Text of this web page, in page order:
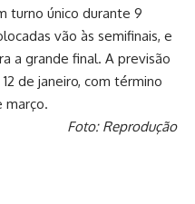
turno único durante 9
vão às semifinais, e
a grande final. A previsão
de janeiro, com término
março.
Foto: Reprodução